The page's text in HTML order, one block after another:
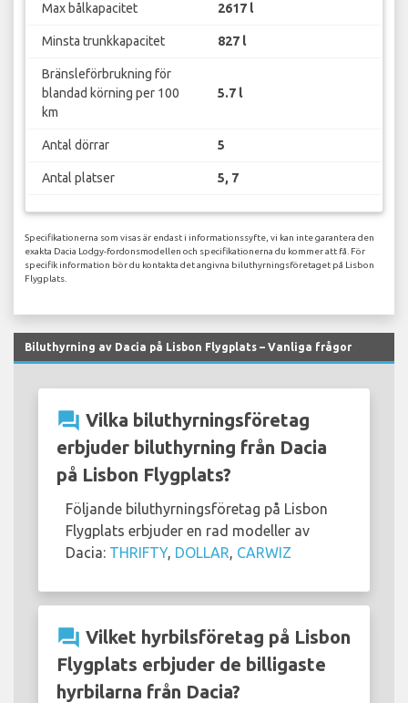
Max bålkapacitet 2617 l
Minsta trunkkapacitet 827 l
Bränsleförbrukning för
blandad körning per 100
km
5.7 l
Antal dörrar 5
Antal platser 5, 7
Specifikationerna som visas är endast i informationssyfte, vi kan inte garantera den
exakta Dacia Lodgy-fordonsmodellen och specifikationerna du kommer att få. För
specifik information bör du kontakta det angivna biluthyrningsföretaget på Lisbon
Flygplats.
Biluthyrning av Dacia på Lisbon Flygplats – Vanliga frågor
question_answer Vilka biluthyrningsföretag
erbjuder biluthyrning från Dacia
på Lisbon Flygplats?
Följande biluthyrningsföretag på Lisbon
Flygplats erbjuder en rad modeller av
Dacia: THRIFTY, DOLLAR CARWIZ
question_answer Vilket hyrbilsföretag på Lisbon
Flygplats erbjuder de billigaste
hyrbilarna från Dacia?